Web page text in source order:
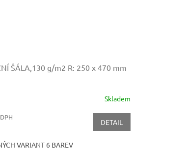
ŠÁLA,130 g/m2 R: 250 x 470 mm
Skladem
DETAIL
VARIANT 6 BAREV